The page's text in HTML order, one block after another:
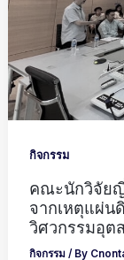
กิจกรรม
คณะนักวิจัย
จากเหตุแผ่น
วิศวกรรมอุต
กิจกรรม / By